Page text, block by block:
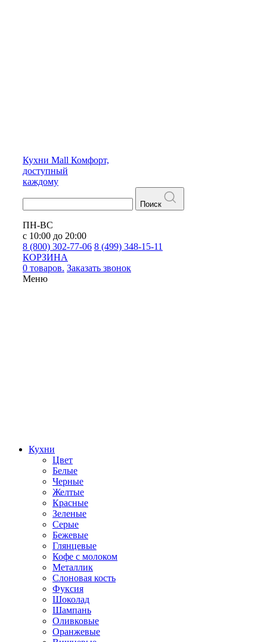
Кухни Mall Комфорт,
доступный
каждому
Поиск
ПН-ВС
с 10:00 до 20:00
8 (800) 302-77-06 8 (499) 348-15-11
КОРЗИНА
0 товаров. Заказать звонок
Меню
Кухни
Цвет
Белые
Черные
Желтые
Красные
Зеленые
Серые
Бежевые
Глянцевые
Кофе с молоком
Металлик
Слоновая кость
Фуксия
Шоколад
Шампань
Оливковые
Оранжевые